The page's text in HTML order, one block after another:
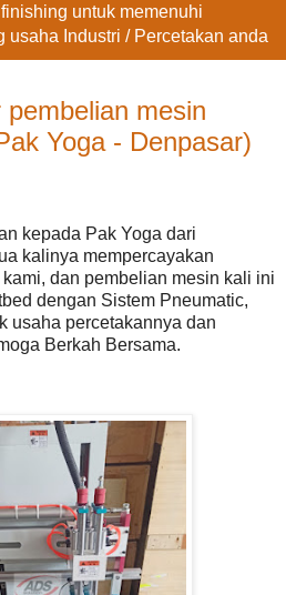
untuk memenuhi
usaha Industri / Percetakan anda
mesin
Yoga - Denpasar)
kepada Pak Yoga dari
kalinya mempercayakan
dan pembelian mesin kali ini
dengan Sistem Pneumatic,
usaha percetakannya dan
Berkah Bersama.